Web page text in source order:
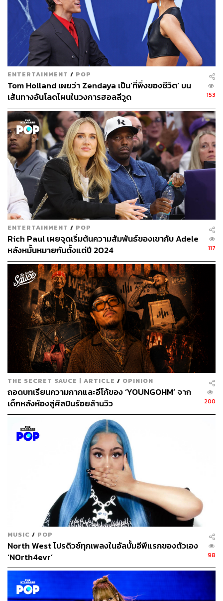
สำหรับ Julia Fox และ Kanye West ทั้งคู่พบกันครั้งแรก ณ
ปาร์ตี้ฉลองปีใหม่ที่เมืองไมอามี ก่อนจะรู้สึกปิ๊งกันแทบจะ
ทันที โดยเธอได้อธิบายความสัมพันธ์ครั้งนี้กับนิตยสาร
Interview เอาไว้ว่า “พลังงานของเขาเต็มไปด้วยความ
สนุกสนานจนอยากเข้าไปอยู่ใกล้ๆ เขาทำให้ฉันและเพื่อนๆ
หัวเราะ เต้นรำ และยิ้มได้ทั้งคืน ทุกสิ่งที่เกิดขึ้นระหว่างเรามัน
เป็นอะไรที่ธรรมชาติมาก ฉันก็ไม่รู้เหมือนกันว่าสิ่งต่างๆ มัน
จะเดินไปในทางไหน แต่ถ้าสิ่งเหล่านี้คือข้อบ่งชี้ถึงอนาคต ฉัน
ก็รักการเดินทางครั้งนี้มากเลย”
ภาพ:Stephane Cardinale – Corbis / Corbis via Getty
Images
อ้างอิง:
https://people.com/style/kanye-west-julia-fox-red-car
pet-debut-matching-denim-paris-fashion-week/
https://en.m.wikipedia.org/wiki/Julia_Fox_(actress)
https://www.harpersbazaar.com/celebrity/latest/a386
95076/who-is-julia-fox-kanye-west-new-girlfriend/
TAGS: ความสัมพันธ์ Julia Fox Kanye West
987
ABOUT THE AUTHOR
ธนากร สุนทร
จบจากคณะนิเทศศาสตร์ มหาวิทยาลัยรังสิต
ชอบดูคอนเสิร์ต ใช้บทเพลงของ The 1975
เป็นพลังขับเคลื่อนชีวิต และอยากเป็นนักเขียน
ที่มีคนอยากอ่าน
ENTERTAINMENT / POP
Tom Holland เผยว่า Zendaya เป็น‘ที่พึ่งของชีวิต’ บน
เส้นทางอันโลดโผนในวงการฮอลลีวูด
153
ENTERTAINMENT / POP
Rich Paul เผยจุดเริ่มต้นความสัมพันธ์ของเขากับ Adele
หลังหมั้นหมายกันตั้งแต่ปี 2024
117
THE SECRET SAUCE | ARTICLE / OPINION
ถอดบทเรียนความกากและอีโก้ของ ‘YOUNGOHM’ จาก
เด็กหลังห้องสู่ศิลปินร้อยล้านวิว
200
MUSIC / POP
North West โปรดิวซ์ทุกเพลงในอัลบั้มอีพีแรกของตัวเอง
‘N0rth4evr’
98